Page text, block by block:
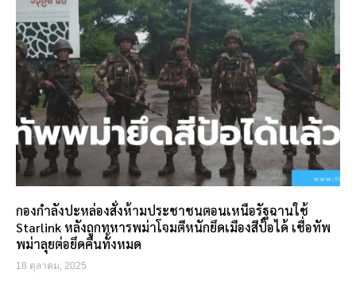
กองกำลังปะหล่องสั่งห้ามประชาชนตอนเหนือรัฐฉานใช้
Starlink หลังถูกทหารพม่าโจมตีหนักยึดเมืองสีป้อได้ เชื่อทัพ
พม่าลุยต่อยึดคืนทั้งหมด
18 ตุลาคม, 2025